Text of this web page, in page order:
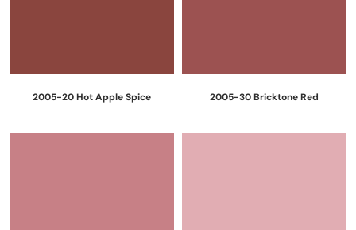
2005-20 Hot Apple Spice 2005-30 Bricktone Red